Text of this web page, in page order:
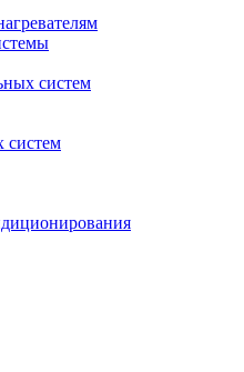
систем
систем